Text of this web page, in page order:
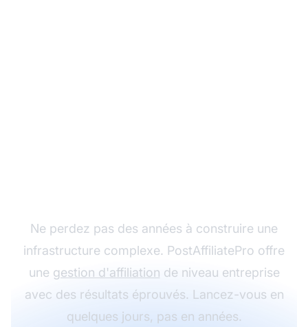
Ne perdez pas des années à construire une
infrastructure complexe. PostAffiliatePro offre
une gestion d'affiliation de niveau entreprise
avec des résultats éprouvés. Lancez-vous en
quelques jours, pas en années.